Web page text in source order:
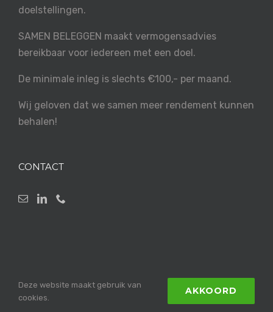
doelstellingen.
SAMEN BELEGGEN maakt vermogensadvies
bereikbaar voor iedereen met een doel.
De minimale inleg is slechts €100,- per maand.
Wij geloven dat we samen meer rendement kunnen
behalen!
CONTACT
Content Lions
Deze website maakt gebruik van
cookies.
AKKOORD